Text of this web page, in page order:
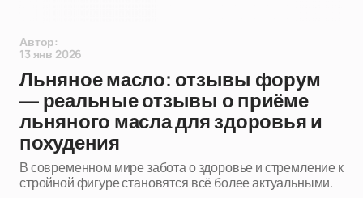
Автор:
13 янв 2026
Льняное масло: отзывы форум
— реальные отзывы о приёме
льняного масла для здоровья и
похудения
В современном мире забота о здоровье и стремление к
стройной фигуре становятся всё более актуальными.